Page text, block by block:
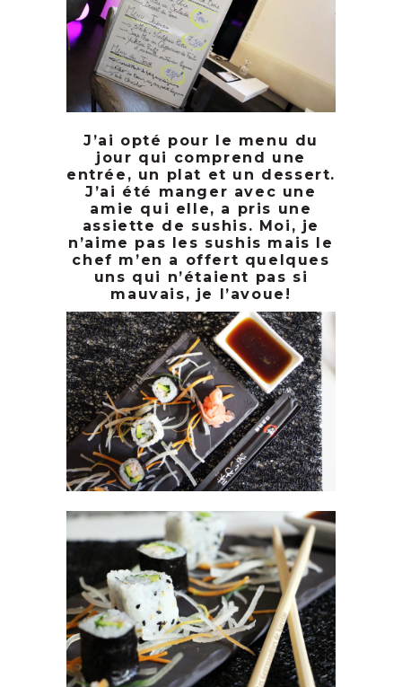
J’ai opté pour le menu du
jour qui comprend une
entrée, un plat et un dessert.
J’ai été manger avec une
amie qui elle, a pris une
assiette de sushis. Moi, je
n’aime pas les sushis mais le
chef m’en a offert quelques
uns qui n’étaient pas si
mauvais, je l’avoue!